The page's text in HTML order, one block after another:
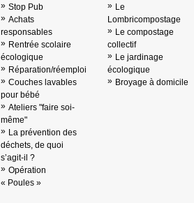
Stop Pub
Achats
responsables
Rentrée scolaire
écologique
Réparation/réemploi
Couches lavables
pour bébé
Ateliers "faire soi-
même"
La prévention des
déchets, de quoi
s’agit-il ?
Opération
« Poules »
Le
Lombricompostage
Le compostage
collectif
Le jardinage
écologique
Broyage à domicile